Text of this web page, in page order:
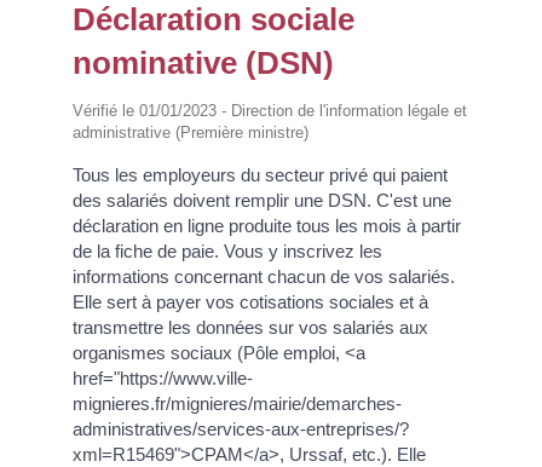
Déclaration sociale
nominative (DSN)
Vérifié le 01/01/2023 - Direction de l'information légale et
administrative (Première ministre)
Tous les employeurs du secteur privé qui paient
des salariés doivent remplir une DSN. C'est une
déclaration en ligne produite tous les mois à partir
de la fiche de paie. Vous y inscrivez les
informations concernant chacun de vos salariés.
Elle sert à payer vos cotisations sociales et à
transmettre les données sur vos salariés aux
organismes sociaux (Pôle emploi, <a
href="https://www.ville-
mignieres.fr/mignieres/mairie/demarches-
administratives/services-aux-entreprises/?
xml=R15469">CPAM</a>, Urssaf, etc.). Elle